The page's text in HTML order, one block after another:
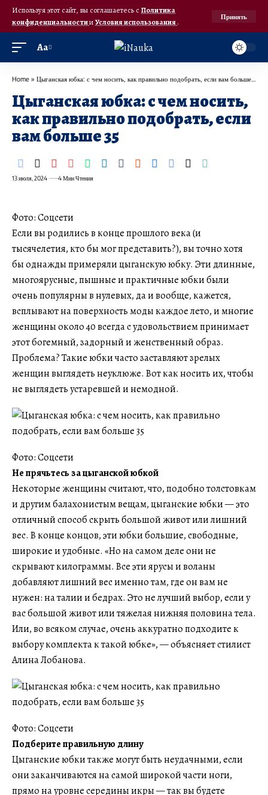
Используя этот сайт, вы соглашаетесь с Политика
конфиденциальностииУсловия использования.
Принять
Аа
Home » Цыганская юбка: с чем носить, как правильно подобрать, если вам больше 35
Цыганская юбка: с чем носить,
как правильно подобрать, если
вам больше 35
13 июля, 2024 4 Мин Чтения
Фото: Соцсети
Если вы родились в конце прошлого века (и
тысячелетия, кто бы мог представить?), вы точно хотя
бы однажды примеряли цыганскую юбку. Эти длинные,
многоярусные, пышные и практичные юбки были
очень популярны в нулевых, да и вообще, кажется,
всплывают на поверхность моды каждое лето, и многие
женщины около 40 всегда с удовольствием принимает
этот богемный, задорный и женственный образ.
Проблема? Такие юбки часто заставляют зрелых
женщин выглядеть неуклюже. Вот как носить их, чтобы
не выглядеть устаревшей и немодной.
Фото: Соцсети
Не прячьтесь за цыганской юбкой
Некоторые женщины считают, что, подобно толстовкам
и другим балахонистым вещам, цыганские юбки — это
отличный способ скрыть большой живот или лишний
вес. В конце концов, эти юбки большие, свободные,
широкие и удобные. «Но на самом деле они не
скрывают килограммы. Все эти ярусы и воланы
добавляют лишний вес именно там, где он вам не
нужен: на талии и бедрах. Это не лучший выбор, если у
вас большой живот или тяжелая нижняя половина тела.
Или, во всяком случае, очень аккуратно подходите к
выбору комплекта к такой юбке», — объясняет стилист
Алина Лобанова.
Фото: Соцсети
Подберите правильную длину
Цыганские юбки также могут быть неудачными, если
они заканчиваются на самой широкой части ноги,
прямо на уровне середины икры — так вы будете